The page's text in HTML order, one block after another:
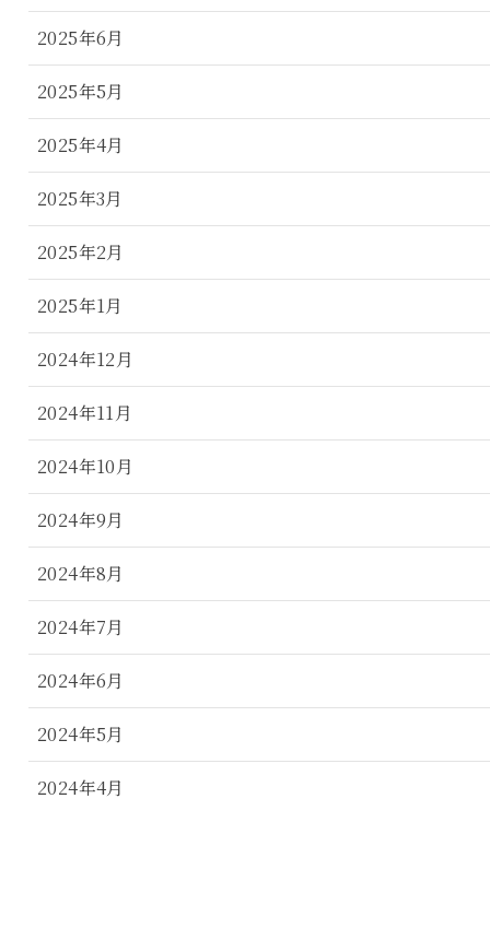
2025年6月
2025年5月
2025年4月
2025年3月
2025年2月
2025年1月
2024年12月
2024年11月
2024年10月
2024年9月
2024年8月
2024年7月
2024年6月
2024年5月
2024年4月